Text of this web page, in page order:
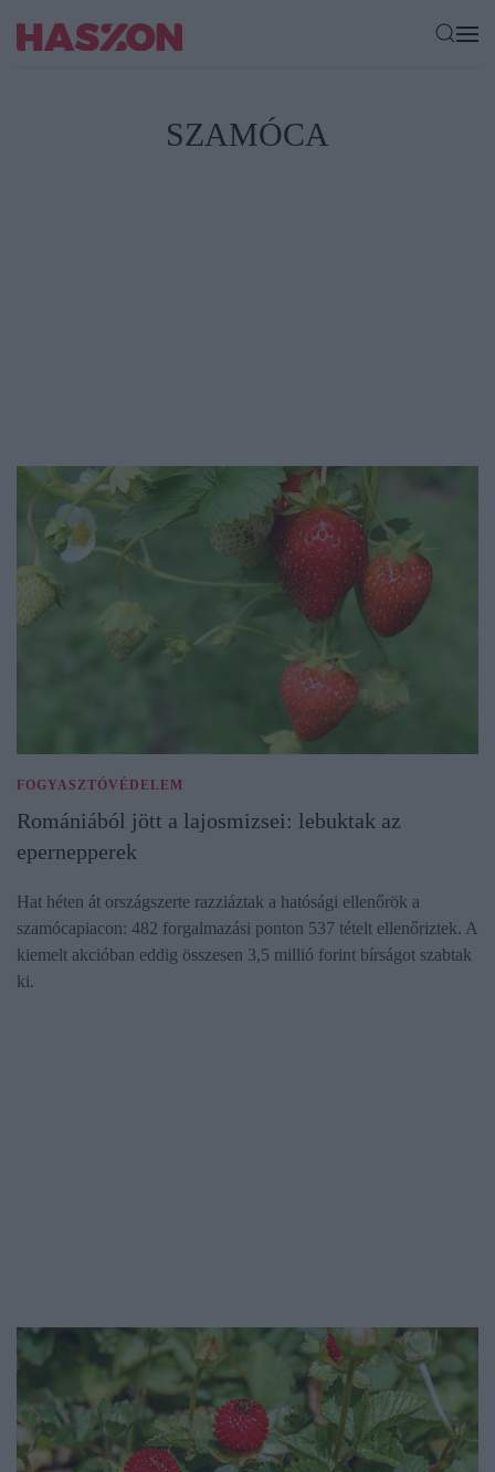
SZAMÓCA
FOGYASZTÓVÉDELEM
Romániából jött a lajosmizsei: lebuktak az
epernepperek
Hat héten át országszerte razziáztak a hatósági ellenőrök a
szamócapiacon: 482 forgalmazási ponton 537 tételt ellenőriztek. A
kiemelt akcióban eddig összesen 3,5 millió forint bírságot szabtak
ki.